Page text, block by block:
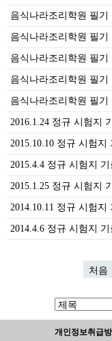
음식나라조리학원 필기
음식나라조리학원 필기
음식나라조리학원 필기
음식나라조리학원 필기
음식나라조리학원 필기
2016.1.24 정규 시험지
2015.10.10 정규 시험지
2015.4.4 정규 시험지 기
2015.1.25 정규 시험지
2014.10.11 정규 시험지
2014.4.6 정규 시험지 기
처음
개인정보취급